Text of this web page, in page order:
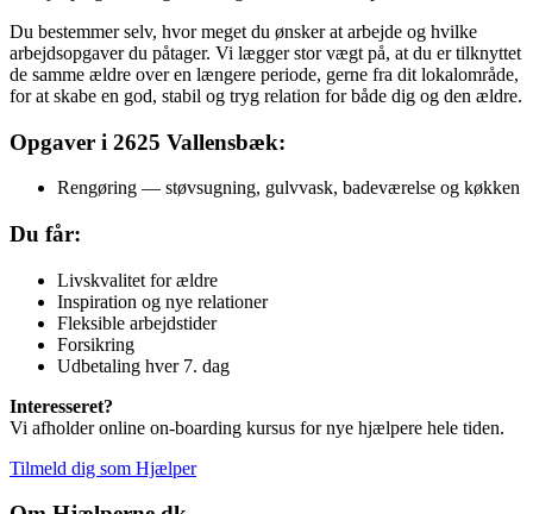
Du bestemmer selv, hvor meget du ønsker at arbejde og hvilke
arbejdsopgaver du påtager. Vi lægger stor vægt på, at du er tilknyttet
de samme ældre over en længere periode, gerne fra dit lokalområde,
for at skabe en god, stabil og tryg relation for både dig og den ældre.
Opgaver i 2625 Vallensbæk:
Rengøring — støvsugning, gulvvask, badeværelse og køkken
Du får:
Livskvalitet for ældre
Inspiration og nye relationer
Fleksible arbejdstider
Forsikring
Udbetaling hver 7. dag
Interesseret?
Vi afholder online on-boarding kursus for nye hjælpere hele tiden.
Tilmeld dig som Hjælper